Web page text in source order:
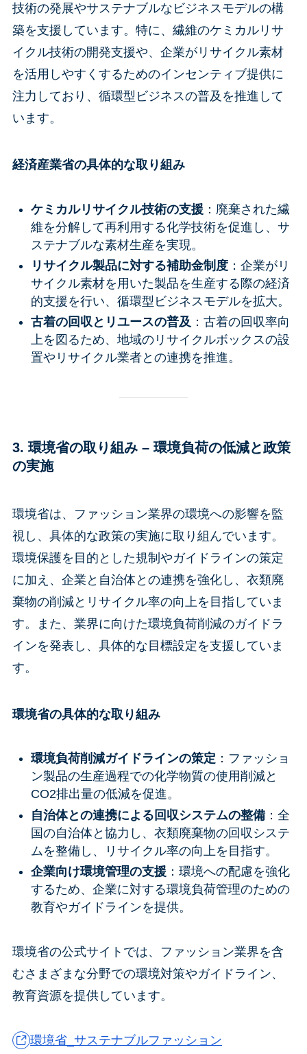
技術の発展やサステナブルなビジネスモデルの構
築を支援しています。特に、繊維のケミカルリサ
イクル技術の開発支援や、企業がリサイクル素材
を活用しやすくするためのインセンティブ提供に
注力しており、循環型ビジネスの普及を推進して
います。
経済産業省の具体的な取り組み
ケミカルリサイクル技術の支援：廃棄された繊
維を分解して再利用する化学技術を促進し、サ
ステナブルな素材生産を実現。
リサイクル製品に対する補助金制度：企業がリ
サイクル素材を用いた製品を生産する際の経済
的支援を行い、循環型ビジネスモデルを拡大。
古着の回収とリユースの普及 ：古着の回収率向
上を図るため、地域のリサイクルボックスの設
置やリサイクル業者との連携を推進。
3. 環境省の取り組み – 環境負荷の低減と政策
の実施
環境省は、ファッション業界の環境への影響を監
視し、具体的な政策の実施に取り組んでいます。
環境保護を目的とした規制やガイドラインの策定
に加え、企業と自治体との連携を強化し、衣類廃
棄物の削減とリサイクル率の向上を目指していま
す。また、業界に向けた環境負荷削減のガイドラ
インを発表し、具体的な目標設定を支援していま
す。
環境省の具体的な取り組み
環境負荷削減ガイドラインの策定 ：ファッショ
ン製品の生産過程での化学物質の使用削減と
CO2排出量の低減を促進。
自治体との連携による回収システムの整備：全
国の自治体と協力し、衣類廃棄物の回収システ
ムを整備し、リサイクル率の向上を目指す。
企業向け環境管理の支援：環境への配慮を強化
するため、企業に対する環境負荷管理のための
教育やガイドラインを提供。
環境省の公式サイトでは、ファッション業界を含
むさまざまな分野での環境対策やガイドライン、
教育資源を提供しています。
環境省_サステナブルファッション